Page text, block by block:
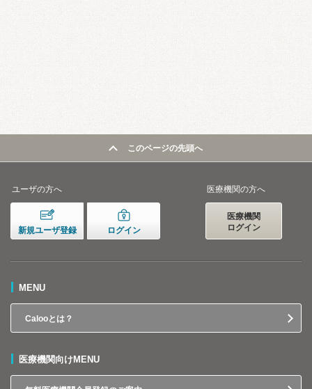
このページの先頭へ
ユーザの方へ
新規ユーザ登録 ログイン
医療機関の方へ
医療機関
ログイン
MENU
Calooとは？
医療機関向けMENU